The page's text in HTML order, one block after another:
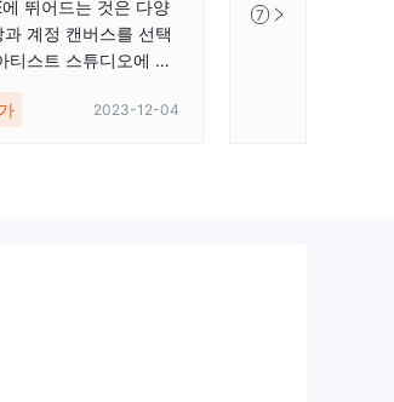
뛰어드는 것은 다양
계정 캔버스를 선택
티스트 스튜디오에 들
4의 브러시 스트로크는
2023-12-04
7